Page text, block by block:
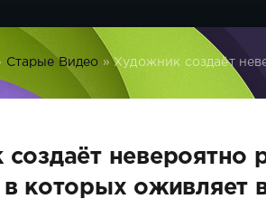
Старые Видео » Художник создаёт
невероятно
которых оживляет